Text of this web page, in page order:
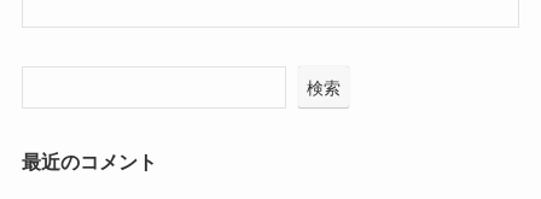
検索
最近のコメント